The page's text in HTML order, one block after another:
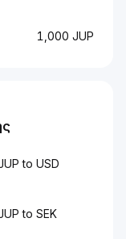
1,000 JUP
to USD
to SEK